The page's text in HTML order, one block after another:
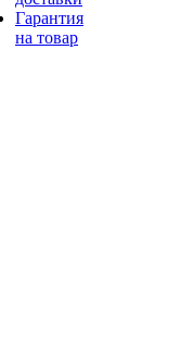
Гарантия
на товар